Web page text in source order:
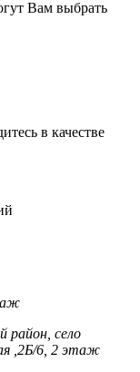
Вам выбрать
в качестве
район, село
,2Б/6, 2 этаж